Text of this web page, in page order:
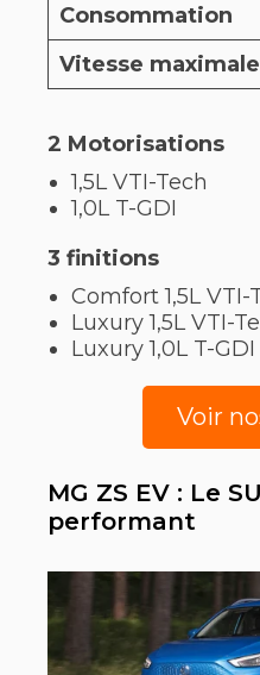
Consommation
Vitesse maximale
2 Motorisations
1,5L VTI-Tech
1,0L T-GDI
3 finitions
Comfort 1,5L VTI-
Luxury 1,5L VTI-
Luxury 1,0L T-GDI
Voir
MG ZS EV : Le
performant